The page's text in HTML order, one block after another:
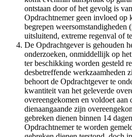
ontstaan door of het gevolg is
Opdrachtnemer geen invloed op
begrepen
uitsluitend, extreme regenval of
De Opdrachtgever is gehouden
onderzoeken, onmiddellijk op
ter beschikking worden gesteld
desbetreffende werkzaamheden
behoort de Opdrachtgever te
kwantiteit van het geleverde
overeengekomen en voldoet aan
dienaangaande zijn
gebreken dienen binnen 14
Opdrachtnemer te worden